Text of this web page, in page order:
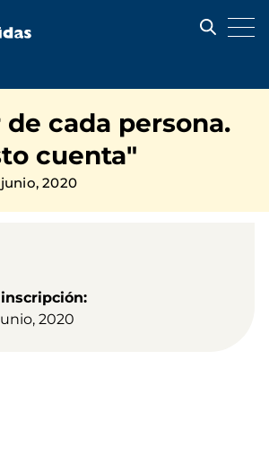
cada persona.
cuenta"
2020
2020